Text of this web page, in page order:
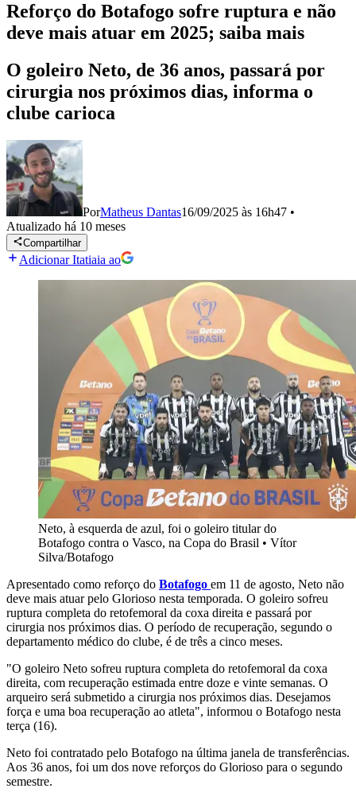
Reforço do Botafogo sofre ruptura e não
deve mais atuar em 2025; saiba mais
O goleiro Neto, de 36 anos, passará por
cirurgia nos próximos dias, informa o
clube carioca
PorMatheus Dantas16/09/2025 às 16h47 •
Atualizado há 10 meses
Compartilhar
Adicionar Itatiaia ao
Neto, à esquerda de azul, foi o goleiro titular do
Botafogo contra o Vasco, na Copa do Brasil • Vítor
Silva/Botafogo
Apresentado como reforço do Botafogo em 11 de agosto, Neto não
deve mais atuar pelo Glorioso nesta temporada. O goleiro sofreu
ruptura completa do retofemoral da coxa direita e passará por
cirurgia nos próximos dias. O período de recuperação, segundo o
departamento médico do clube, é de três a cinco meses.
"O goleiro Neto sofreu ruptura completa do retofemoral da coxa
direita, com recuperação estimada entre doze e vinte semanas. O
arqueiro será submetido a cirurgia nos próximos dias. Desejamos
força e uma boa recuperação ao atleta", informou o Botafogo nesta
terça (16).
Neto foi contratado pelo Botafogo na última janela de transferências.
Aos 36 anos, foi um dos nove reforços do Glorioso para o segundo
semestre.